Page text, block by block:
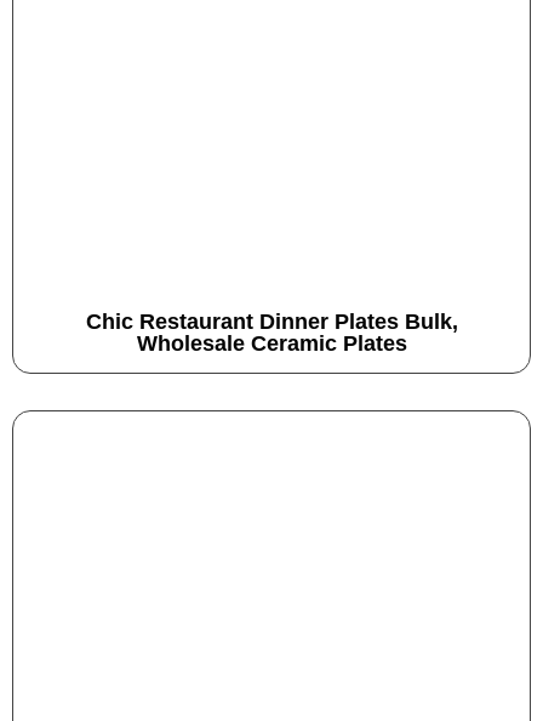
Chic Restaurant Dinner Plates Bulk,
Wholesale Ceramic Plates